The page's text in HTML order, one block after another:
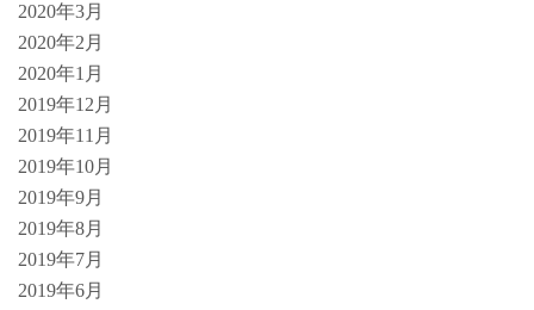
2020年3月
2020年2月
2020年1月
2019年12月
2019年11月
2019年10月
2019年9月
2019年8月
2019年7月
2019年6月